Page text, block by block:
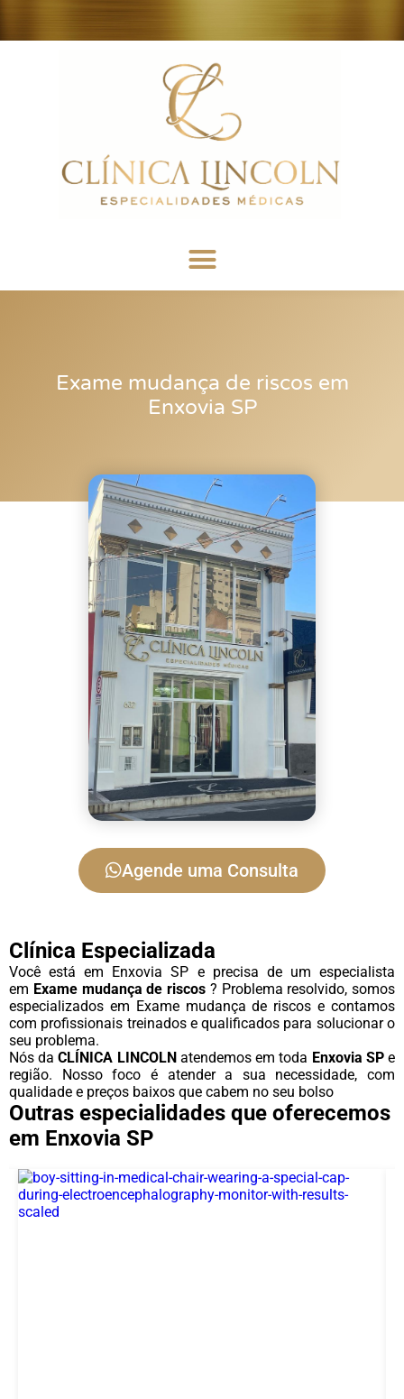
Exame mudança de riscos em
Enxovia SP
Agende uma Consulta
Clínica Especializada
Você está em Enxovia SP e precisa de um especialista
em Exame mudança de riscos ? Problema resolvido, somos
especializados em Exame mudança de riscos e contamos
com profissionais treinados e qualificados para solucionar o
seu problema.
Nós daCLÍNICA LINCOLN atendemos em toda Enxovia SPe
região. Nosso foco é atender a sua necessidade, com
qualidade e preços baixos que cabem no seu bolso
Outras especialidades que oferecemos
em Enxovia SP